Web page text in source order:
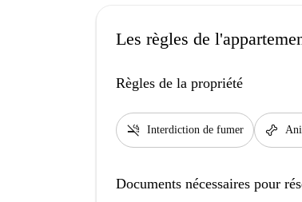
Les règles de
Règles de la propriété
smoke_free Interdiction de fumer pet_supplies
Documents nécessaires pour